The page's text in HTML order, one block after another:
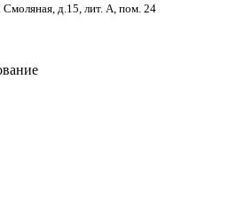
Смоляная, д.15, лит. А, пом. 24